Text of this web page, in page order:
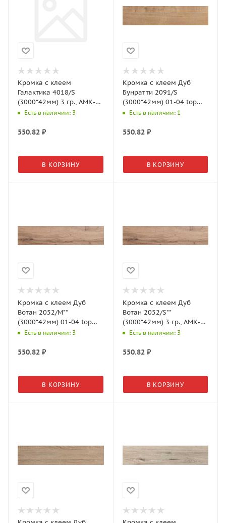
Кромка с клеем
Галактика 4018/S
(3000*42мм) 3 гр., АМК-
ТрояЕсть в наличии: 3
550.82 ₽
В КОРЗИНУ
Кромка с клеем Дуб
Бунратти 2091/S
(3000*42мм) 01-04 top
surface, АМК-Троя
Есть в наличии: 1
550.82₽
В КОРЗИНУ
Кромка с клеем Дуб
Вотан 2052/M**
(3000*42мм) 01-04 top
surface гр., АМК-Троя
Есть в наличии: 3
550.82 ₽
В КОРЗИНУ
Кромка с клеем Дуб
Вотан 2052/S**
(3000*42мм) 3 гр., АМК-
ТрояЕсть в наличии: 3
550.82₽
В КОРЗИНУ